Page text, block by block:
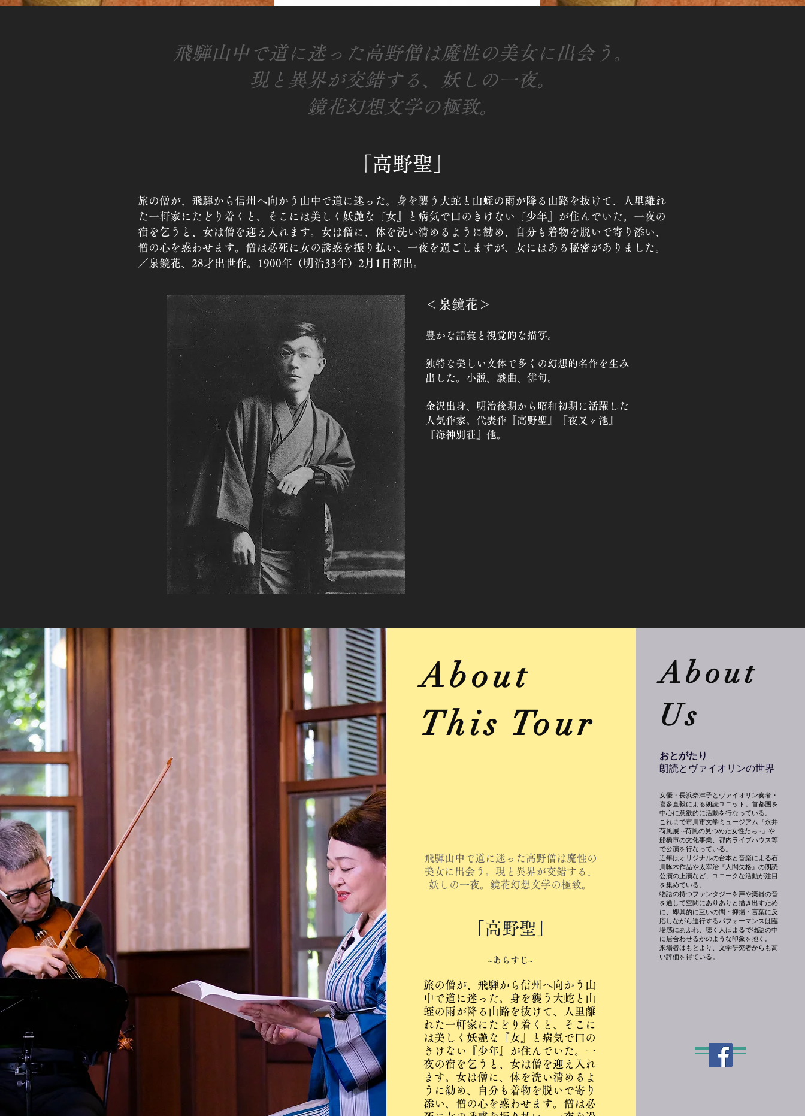
飛騨山中で道に迷った高野僧は魔性の美女に出会う。
現と異界が交錯する、妖しの一夜。
鏡花幻想文学の極致。
「高野聖」
旅の僧が、飛騨から信州へ向かう山中で道に迷った。身を襲う大蛇と山蛭の雨が降る山路を抜けて、人里離れ
た一軒家にたどり着くと、そこには美しく妖艶な『女』と病気で口のきけない『少年』が住んでいた。一夜の
宿を乞うと、女は僧を迎え入れます。女は僧に、体を洗い清めるように勧め、自分も着物を脱いで寄り添い、
僧の心を惑わせます。僧は必死に女の誘惑を振り払い、一夜を過ごしますが、女にはある秘密がありました。
／泉鏡花、28才出世作。1900年（明治33年）2月1日初出。
＜泉鏡花＞
豊かな語彙と視覚的な描写。
独特な美しい文体で多くの幻想的名作を生み
出した。 小説、戯曲、俳句。
金沢出身、明治後期から昭和初期に活躍した
人気作家。代表作『高野聖』『夜叉ヶ池』
『海神別荘』他。
​About
This Tour
飛騨山中で道に迷った高野僧は魔性の
美女に出会う。現と異界が交錯する、
妖しの一夜。鏡花幻想文学の極致。
「高野聖」
~あらすじ~
旅の僧が、飛騨から信州へ向かう山
中で道に迷った。身を襲う大蛇と山
蛭の雨が降る山路を抜けて、人里離
れた一軒家にたどり着くと、そこに
は美しく妖艶な『女』と病気で口の
きけない『少年』が住んでいた。一
夜の宿を乞うと、女は僧を迎え入れ
ます。女は僧に、体を洗い清めるよ
うに勧め、自分も着物を脱いで寄り
添い、僧の心を惑わせます。僧は必
About
​Us
おとがたり
​朗読とヴァイオリンの世界
女優・長浜奈津子とヴァイオリン奏者・
喜多直毅による朗読ユニット。首都圏を
中心に意欲的に活動を行なっている。
これまで市川市文学ミュージアム『永井
荷風展 ~荷風の見つめた女性たち~』や
船橋市の文化事業、都内ライブハウス等
で公演を行なっている。
近年はオリジナルの台本と音楽による石
川啄木作品や太宰治『人間失格』の朗読
公演の上演など、ユニークな活動が注目
を集めている。
物語の持つファンタジーを声や楽器の音
を通して空間にありありと描き出すため
に、即興的に互いの間・抑揚・言葉に反
応しながら進行するパフォーマンスは臨
場感にあふれ、聴く人はまるで物語の中
に居合わせるかのような印象を抱く。
来場者はもとより、文学研究者からも高
い評価を得ている。